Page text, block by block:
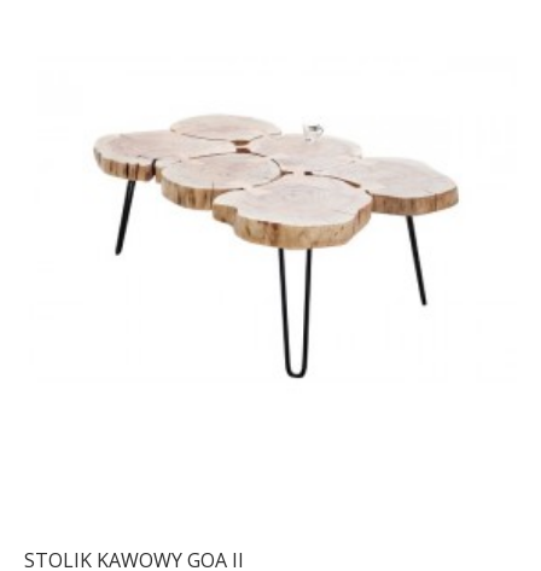
STOLIK KAWOWY GOA II